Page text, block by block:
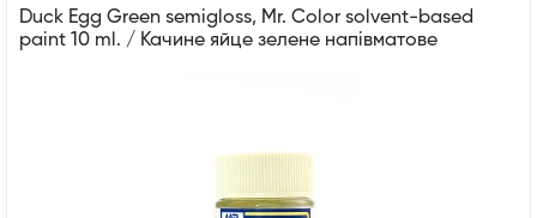
Duck Egg Green semigloss, Mr. Color solvent-based
paint 10 ml. / Качине яйце зелене напівматове